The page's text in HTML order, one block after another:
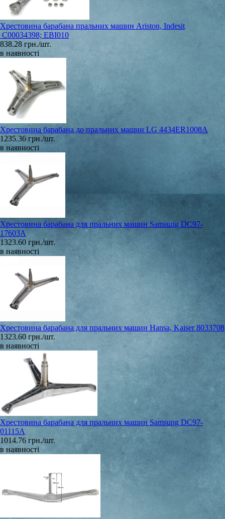
Хрестовина барабана пральних машин Ariston, Indesit
C00034398; EBI010
838.28 грн./шт.
в наявності
Хрестовина барабана до пральних машин LG 4434ER1008A
1235.36 грн./шт.
в наявності
Хрестовина барабана для пральних машин Samsung DC97-
17603A
1323.60 грн./шт.
в наявності
Хрестовина барабана для пральних машин Hansa, Kaiser 8033708
1323.60 грн./шт.
в наявності
Хрестовина барабана для пральних машин Samsung DC97-
01115A
1014.76 грн./шт.
в наявності